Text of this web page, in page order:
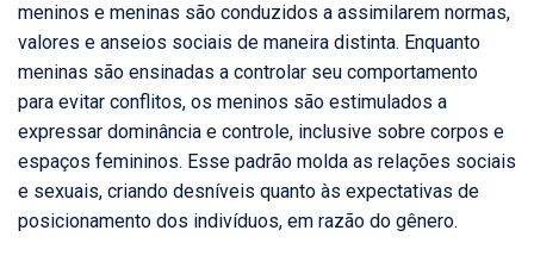
meninos e meninas são conduzidos a assimilarem normas,
valores e anseios sociais de maneira distinta. Enquanto
meninas são ensinadas a controlar seu comportamento
para evitar conflitos, os meninos são estimulados a
expressar dominância e controle, inclusive sobre corpos e
espaços femininos. Esse padrão molda as relações sociais
e sexuais, criando desníveis quanto às expectativas de
posicionamento dos indivíduos, em razão do gênero.